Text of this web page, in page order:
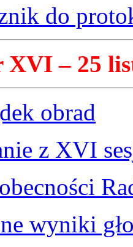
do
XVI – 25
obrad
z XVI
wyniki